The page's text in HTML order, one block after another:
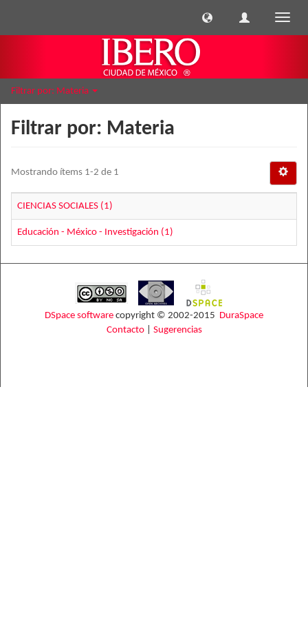
Filtrar por: Materia
Filtrar por: Materia
Mostrando ítems 1-2 de 1
CIENCIAS SOCIALES (1)
Educación - México - Investigación (1)
DSpace software copyright © 2002-2015 DuraSpace
Contacto| Sugerencias